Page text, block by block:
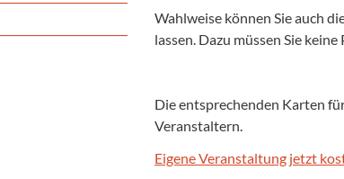
Wahlweise können Sie auch
lassen. Dazu müssen Sie
Die entsprechenden Karten
Veranstaltern.
Eigene Veranstaltung jetzt